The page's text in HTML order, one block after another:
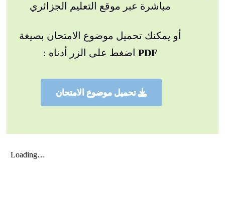
مباشرة عبر موقع التعليم الجزائري
أو يمكنك تحميل موضوع الامتحان بصيغة
PDF اضغط على الزر أدناه :
تحميل موضوع الامتحان